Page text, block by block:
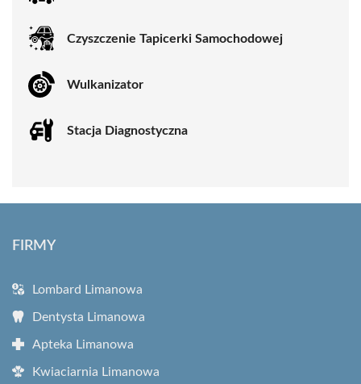
Czyszczenie Tapicerki Samochodowej
Wulkanizator
Stacja Diagnostyczna
FIRMY
Lombard Limanowa
Dentysta Limanowa
Apteka Limanowa
Kwiaciarnia Limanowa